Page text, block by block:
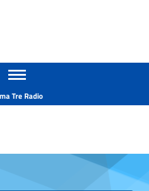
Apri il menu secondario
Tre Radio